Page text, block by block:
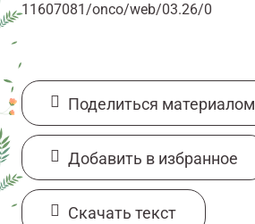
11607081/onco/web/03.26/0
Поделиться материалом
Добавить в избранное
Cкачать текст